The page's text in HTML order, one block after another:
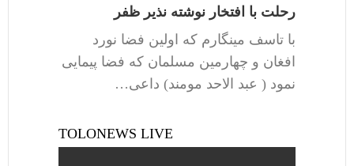
رحلت با افتخار نوشته نذیر ظفر
با تاسف مینگارم که اولین فضا نورد
افغان و چهارمین مسلمان که فضا پیمایی
نمود ( عبد الاحد مومند) داعی…
TOLONEWS LIVE